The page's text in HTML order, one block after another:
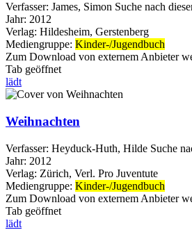
Verfasser: James, Simon Suche nach
Jahr: 2012
Verlag: Hildesheim, Gerstenberg
Mediengruppe: Kinder-/Jugendbuch
Zum Download von externem Anbieter
Tab geöffnet
lädt
Weihnachten
Verfasser: Heyduck-Huth, Hilde Suche
Jahr: 2012
Verlag: Zürich, Verl. Pro Juventute
Mediengruppe: Kinder-/Jugendbuch
Zum Download von externem Anbieter
Tab geöffnet
lädt